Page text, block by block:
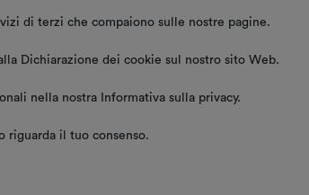
di terzi che compaiono sulle nostre pagine.
Dichiarazione dei cookie sul nostro sito Web.
nella nostra Informativa sulla privacy.
riguarda il tuo consenso.